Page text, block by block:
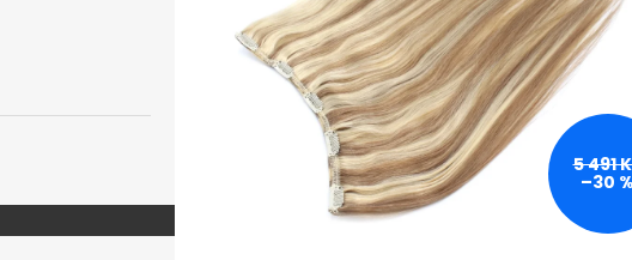
5 491
–30 %